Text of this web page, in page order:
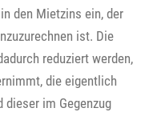
den Mietzins ein, der
ist. Die
reduziert werden,
die eigentlich
dieser im Gegenzug